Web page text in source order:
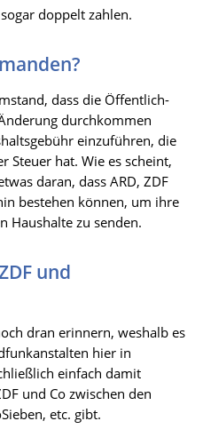
doppelt zahlen.
dass die Öffentlich-
durchkommen
einzuführen, die
Steuer hat. Wie es scheint,
daran, dass ARD, ZDF
bestehen können, um ihre
Haushalte zu senden.
und
dran erinnern, weshalb es
hier in
einfach damit
und Co zwischen den
etc. gibt.